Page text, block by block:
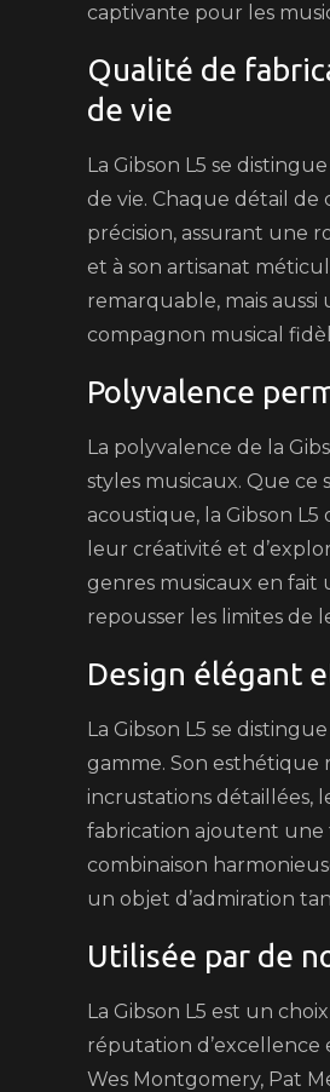
captivante pour les
Qualité de
de vie
La Gibson L5 se
de vie. Chaque détail
précision, assurant une
et à son artisanat
remarquable, mais
compagnon musical
Polyvalence
La polyvalence de la
styles musicaux. Que
acoustique, la Gibson
leur créativité et
genres musicaux en fait
repousser les limites de
Design élégant
La Gibson L5 se
gamme. Son esthétique
incrustations détaillées,
fabrication ajoutent une
combinaison
un objet d’admiration
Utilisée par de
La Gibson L5 est un
réputation d’excellence
Wes Montgomery, Pat